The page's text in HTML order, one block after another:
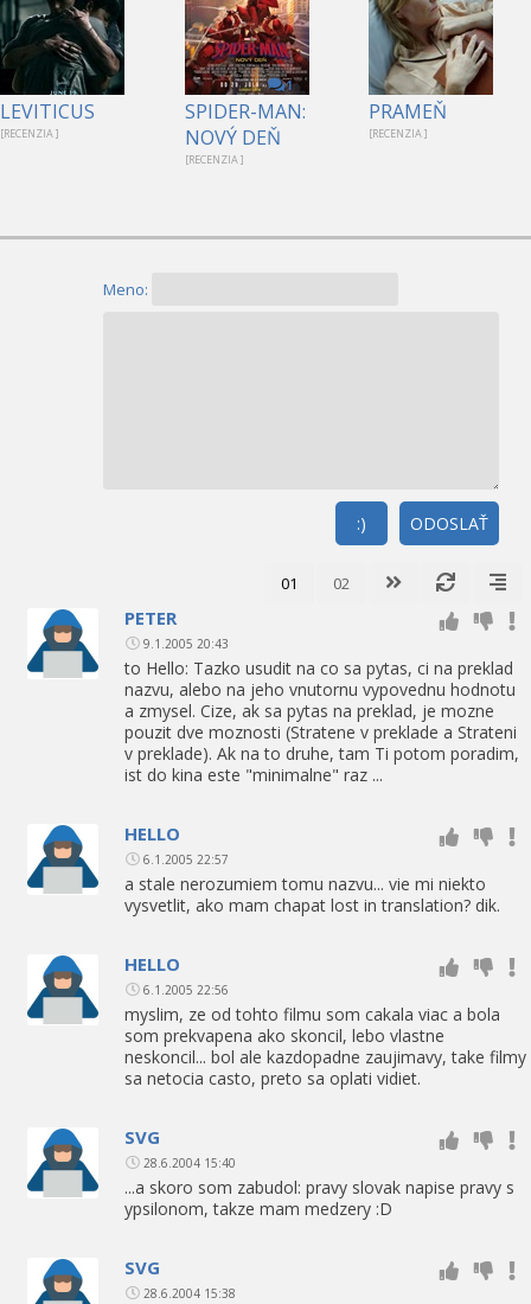
LEVITICUS
[RECENZIA ]
1
SPIDER-MAN:
NOVÝ DEŇ
[RECENZIA ]
PRAMEŇ
[RECENZIA ]
Meno:
ODOSLAŤ
:)
01 02
PETER
9.1.2005 20:43
to Hello: Tazko usudit na co sa pytas, ci na preklad
nazvu, alebo na jeho vnutornu vypovednu hodnotu
a zmysel. Cize, ak sa pytas na preklad, je mozne
pouzit dve moznosti (Stratene v preklade a Strateni
v preklade). Ak na to druhe, tam Ti potom poradim,
ist do kina este "minimalne" raz ...
HELLO
6.1.2005 22:57
a stale nerozumiem tomu nazvu... vie mi niekto
vysvetlit, ako mam chapat lost in translation? dik.
HELLO
6.1.2005 22:56
myslim, ze od tohto filmu som cakala viac a bola
som prekvapena ako skoncil, lebo vlastne
neskoncil... bol ale kazdopadne zaujimavy, take filmy
sa netocia casto, preto sa oplati vidiet.
SVG
28.6.2004 15:40
...a skoro som zabudol: pravy slovak napise pravy s
ypsilonom, takze mam medzery :D
SVG
28.6.2004 15:38